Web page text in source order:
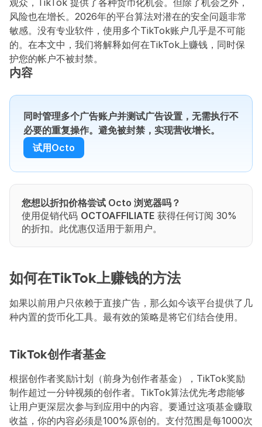
观众，TikTok 提供了各种货币化机会。但除了机会之外，
风险也在增长。2026年的平台算法对潜在的安全问题非常
敏感。没有专业软件，使用多个TikTok账户几乎是不可能
的。在本文中，我们将解释如何在TikTok上赚钱，同时保
护您的帐户不被封禁。
内容
同时管理多个广告账户并测试广告设置，无需执行不
必要的重复操作。避免被封禁，实现营收增长。
试用Octo
您想以折扣价格尝试 Octo 浏览器吗？
使用促销代码 OCTOAFFILIATE 获得任何订阅 30%
的折扣。此优惠仅适用于新用户。
如何在TikTok上赚钱的方法
如果以前用户只依赖于直接广告，那么如今该平台提供了几
种内置的货币化工具。最有效的策略是将它们结合使用。
TikTok创作者基金
根据创作者奖励计划（前身为创作者基金），TikTok奖励
制作超过一分钟视频的创作者。TikTok算法优先考虑能够
让用户更深层次参与到应用中的内容。要通过这项基金赚取
收益，你的内容必须是100%原创的。支付范围是每1000次